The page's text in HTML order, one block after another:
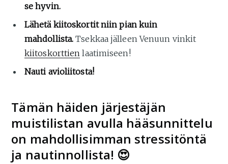
se hyvin.
Lähetä kiitoskortit niin pian kuin
mahdollista.Tsekkaa jälleen Venuun vinkit
kiitoskorttien laatimiseen!
Nauti avioliitosta!
Tämän häiden järjestäjän
muistilistan avulla hääsunnittelu
on mahdollisimman stressitöntä
ja nautinnollista! 😍